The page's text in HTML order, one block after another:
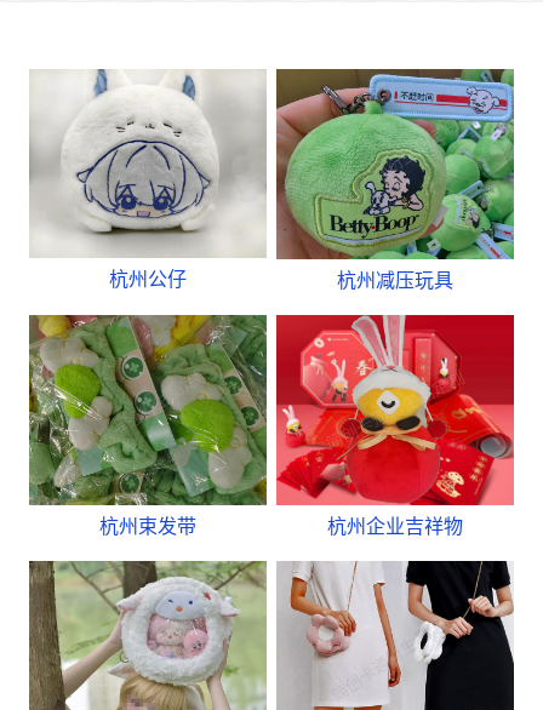
杭州公仔 杭州减压玩具
杭州束发带 杭州企业吉祥物